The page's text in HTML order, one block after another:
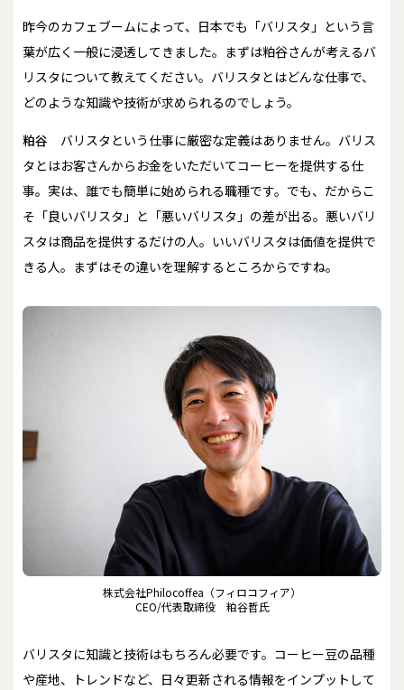
――昨今のカフェブームによって、日本でも「バリスタ」という言
葉が広く一般に浸透してきました。まずは粕谷さんが考えるバ
リスタについて教えてください。バリスタとはどんな仕事で、
どのような知識や技術が求められるのでしょう。
粕谷
バリスタという仕事に厳密な定義はありません。バリス
タとはお客さんからお金をいただいてコーヒーを提供する仕
事。実は、誰でも簡単に始められる職種です。でも、だからこ
そ「良いバリスタ」と「悪いバリスタ」の差が出る。悪いバリ
スタは商品を提供するだけの人。いいバリスタは価値を提供で
きる人。まずはその違いを理解するところからですね。
株式会社Philocoffea（フィロコフィア）
CEO/代表取締役 粕谷哲氏
バリスタに知識と技術はもちろん必要です。コーヒー豆の品種
や産地、トレンドなど、日々更新される情報をインプットして